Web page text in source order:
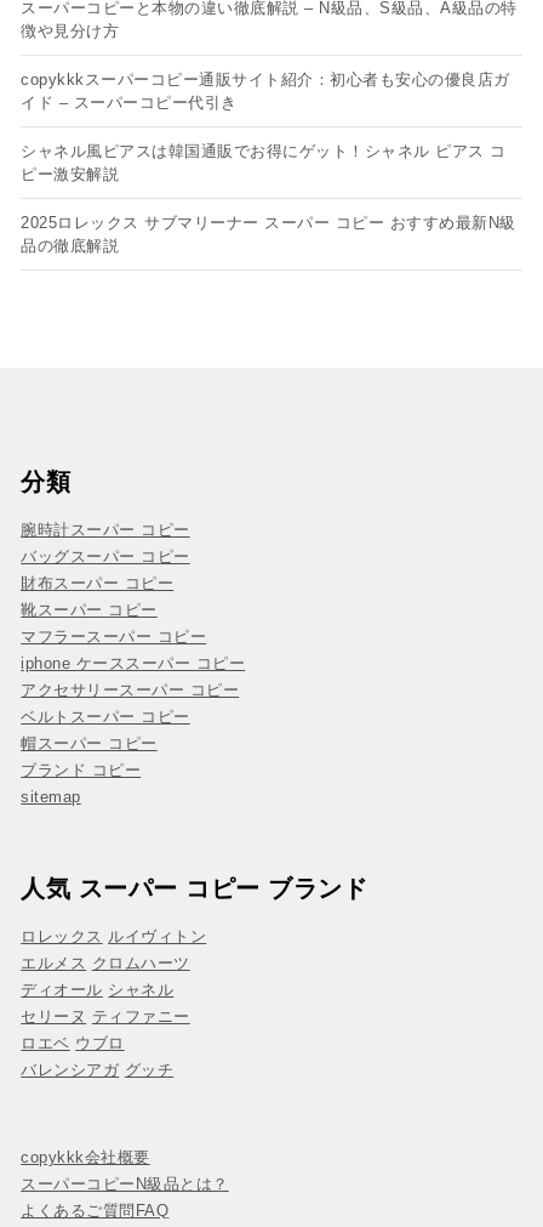
スーパーコピーと本物の違い徹底解説 – N級品、S級品、A級品の特
徴や見分け方
copykkkスーパーコピー通販サイト紹介：初心者も安心の優良店ガ
イド – スーパーコピー代引き
シャネル風ピアスは韓国通販でお得にゲット！シャネル ピアス コ
ピー​激安解説
2025ロレックス サブマリーナー スーパー コピー おすすめ最新N級
品の徹底解説
分類
腕時計スーパー コピー
バッグスーパー コピー
財布スーパー コピー
靴スーパー コピー
マフラースーパー コピー
iphone ケーススーパー コピー
アクセサリースーパー コピー
ベルトスーパー コピー
帽スーパー コピー
ブランド コピー
sitemap
人気 スーパー コピー ブランド
ロレックス ルイヴィトン
エルメス クロムハーツ
ディオール シャネル
セリーヌ ティファニー
ロエベ ウブロ
バレンシアガ グッチ
copykkk会社概要
スーパーコピーN級品とは？
よくあるご質問FAQ